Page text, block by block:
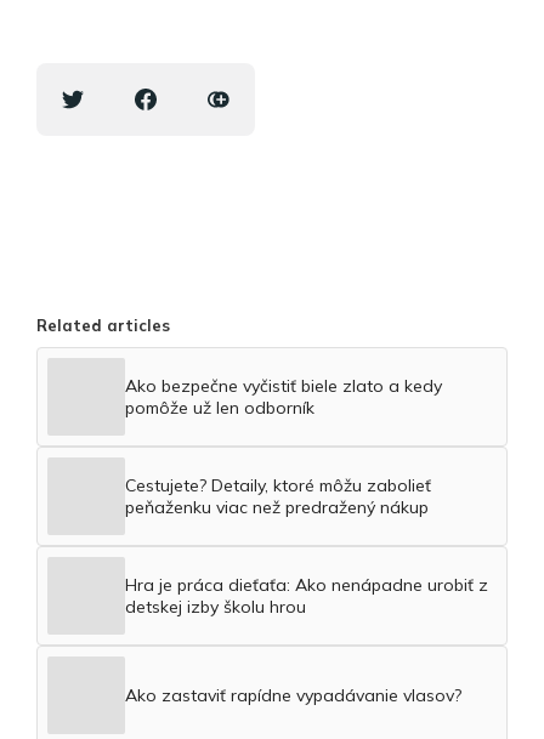
Related articles
Ako bezpečne vyčistiť biele zlato a kedy
pomôže už len odborník
Cestujete? Detaily, ktoré môžu zabolieť
peňaženku viac než predražený nákup
Hra je práca dieťaťa: Ako nenápadne urobiť z
detskej izby školu hrou
Ako zastaviť rapídne vypadávanie vlasov?